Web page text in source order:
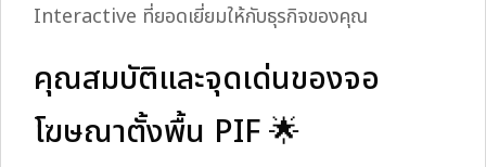
Interactive ที่ยอดเยี่ยมให้กับธุรกิจของคุณ
คุณสมบัติและจุดเด่นของจอ
โฆษณาตั้งพื้น PIF 🌟